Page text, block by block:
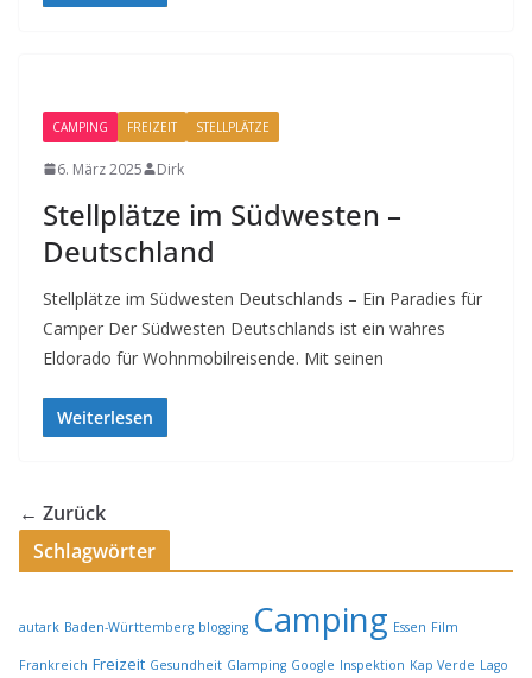
CAMPING FREIZEIT STELLPLÄTZE
6. März 2025 Dirk
Stellplätze im Südwesten –
Deutschland
Stellplätze im Südwesten Deutschlands – Ein Paradies für
Camper Der Südwesten Deutschlands ist ein wahres
Eldorado für Wohnmobilreisende. Mit seinen
Weiterlesen
← Zurück
Schlagwörter
autark Baden-Württemberg blogging Camping Essen Film
Frankreich Freizeit Gesundheit Glamping Google Inspektion Kap Verde Lago